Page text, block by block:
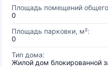
Площадь помещений
0
Площадь парковки, м²:
0
Тип дома:
Жилой дом блокированной